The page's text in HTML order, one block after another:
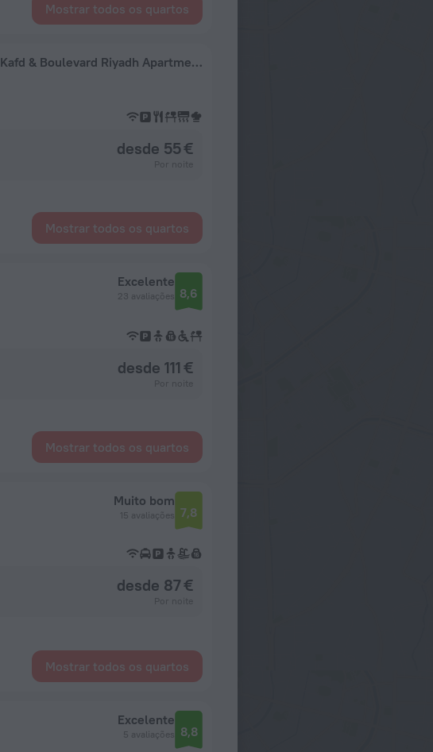
Mostrar todos os quartos
Modern Self Check-in Close to Kafd & Boulevard Riyadh Apartments
desde 55 €
Mostrar todos os quartos
Excelente
23 avaliações 8,6
desde 111 €
Mostrar todos os quartos
Muito bom
15 avaliações 7,8
desde 87 €
Mostrar todos os quartos
Excelente
5 avaliações 8,8